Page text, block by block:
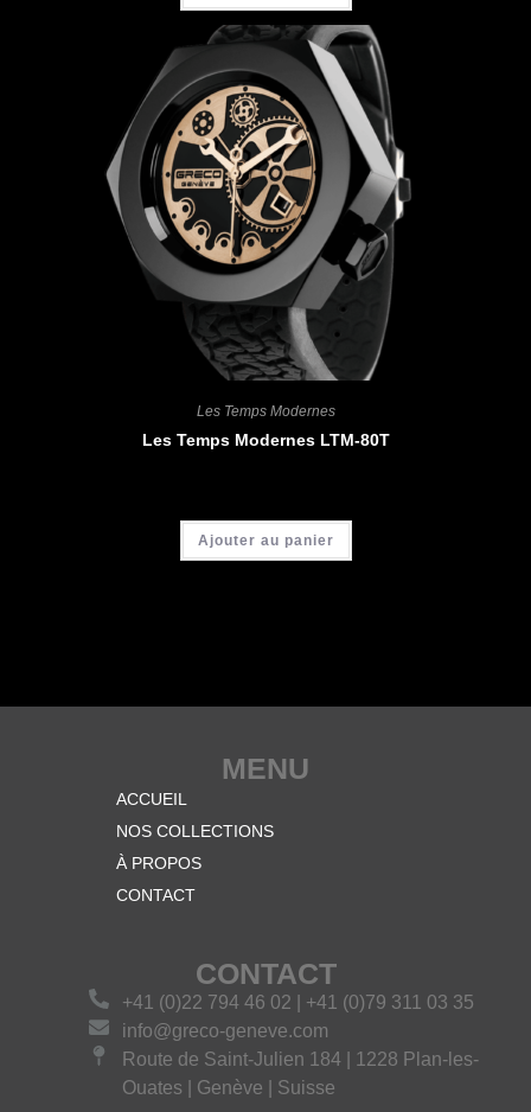
Les Temps Modernes
Les Temps Modernes LTM-80T
Ajouter au panier
MENU
ACCUEIL
NOS COLLECTIONS
À PROPOS
CONTACT
CONTACT
+41 (0)22 794 46 02 | +41 (0)79 311 03 35
info@greco-geneve.com
Route de Saint-Julien 184 | 1228 Plan-les-
Ouates | Genève | Suisse